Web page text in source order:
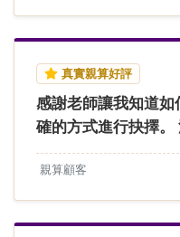
真實親算好評
感謝老師讓我知道
確的方式進行抉擇。
親算顧客